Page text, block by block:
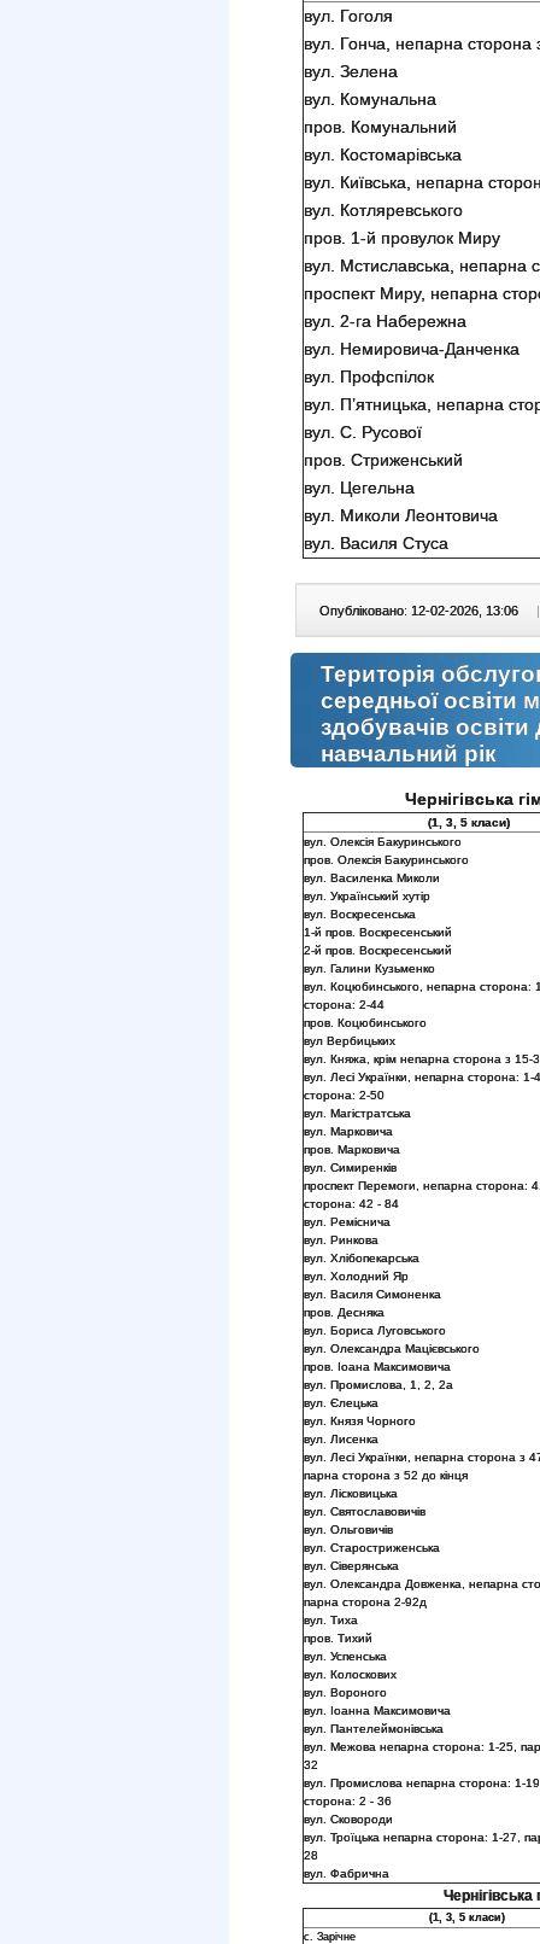
вул. Гоголя
вул. Гонча, непарна сторона
вул. Зелена
вул. Комунальна
пров. Комунальний
вул. Костомарівська
вул. Київська, непарна
вул. Котляревського
пров. 1-й провулок Миру
вул. Мстиславська, непарна
проспект Миру, непарна
вул. 2-га Набережна
вул. Немировича-Данченка
вул. Профспілок
вул. П’ятницька, непарна
вул. С. Русової
пров. Стриженський
вул. Цегельна
вул. Миколи Леонтовича
вул. Василя Стуса
Опубліковано: 12-02-2026, 13:06 |
Територія
середньої освіти
здобувачів
навчальний рік
Чернігівська
(1, 3, 5 класи)
вул. Олексія Бакуринського
пров. Олексія Бакуринського
вул. Василенка Миколи
вул. Український хутір
вул. Воскресенська
1-й пров. Воскресенський
2-й пров. Воскресенський
вул. Галини Кузьменко
вул. Коцюбинського, непарна сторона:
сторона: 2-44
пров. Коцюбинського
вул Вербицьких
вул. Княжа, крім непарна сторона з 15-
вул. Лесі Українки, непарна сторона: 1-
сторона: 2-50
вул. Магістратська
вул. Марковича
пров. Марковича
вул. Симиренків
проспект Перемоги, непарна сторона:
сторона: 42 - 84
вул. Реміснича
вул. Ринкова
вул. Хлібопекарська
вул. Холодний Яр
вул. Василя Симоненка
пров. Десняка
вул. Бориса Луговського
вул. Олександра Мацієвського
пров. Іоана Максимовича
вул. Промислова, 1, 2, 2а
вул. Єлецька
вул. Князя Чорного
вул. Лисенка
вул. Лесі Українки, непарна сторона з
парна сторона з 52 до кінця
вул. Лісковицька
вул. Святославовичів
вул. Ольговичів
вул. Старостриженська
вул. Сіверянська
вул. Олександра Довженка, непарна
парна сторона 2-92д
вул. Тиха
пров. Тихий
вул. Успенська
вул. Колоскових
вул. Вороного
вул. Іоанна Максимовича
вул. Пантелеймонівська
вул. Межова непарна сторона: 1-25,
32
вул. Промислова непарна сторона: 1-
сторона: 2 - 36
вул. Сковороди
вул. Троїцька непарна сторона: 1-27,
28
вул. Фабрична
Чернігівська
(1, 3, 5 класи)
с. Зарічне